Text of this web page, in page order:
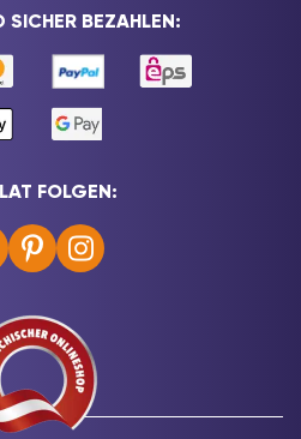
SICHER BEZAHLEN:
FOLGEN: